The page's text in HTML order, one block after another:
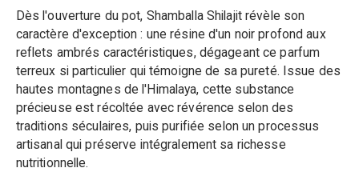
Dès l'ouverture du pot, Shamballa Shilajit révèle son
caractère d'exception : une résine d'un noir profond aux
reflets ambrés caractéristiques, dégageant ce parfum
terreux si particulier qui témoigne de sa pureté. Issue des
hautes montagnes de l'Himalaya, cette substance
précieuse est récoltée avec révérence selon des
traditions séculaires, puis purifiée selon un processus
artisanal qui préserve intégralement sa richesse
nutritionnelle.